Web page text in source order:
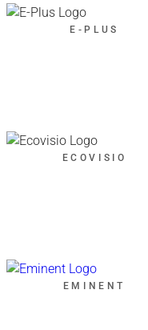
E-PLUS
ECOVISIO
EMINENT